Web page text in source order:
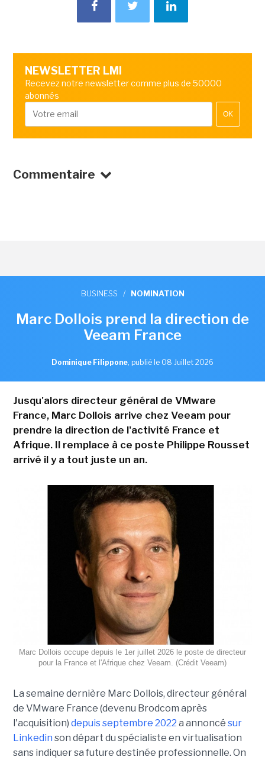
NEWSLETTER LMI
Recevez notre newsletter comme plus de 50000
abonnés
OK
Commentaire
BUSINESS / NOMINATION
Marc Dollois prend la direction de
Veeam France
Dominique Filippone, publié le 08 Juillet 2026
Jusqu'alors directeur général de VMware
France, Marc Dollois arrive chez Veeam pour
prendre la direction de l'activité France et
Afrique. Il remplace à ce poste Philippe Rousset
arrivé il y a tout juste un an.
Marc Dollois occupe depuis le 1er juillet 2026 le poste de directeur
pour la France et l'Afrique chez Veeam. (Crédit Veeam)
La semaine dernière Marc Dollois, directeur général
de VMware France (devenu Brodcom après
l'acquisition) depuis septembre 2022 a annoncé sur
Linkedin son départ du spécialiste en virtualisation
sans indiquer sa future destinée professionnelle. On